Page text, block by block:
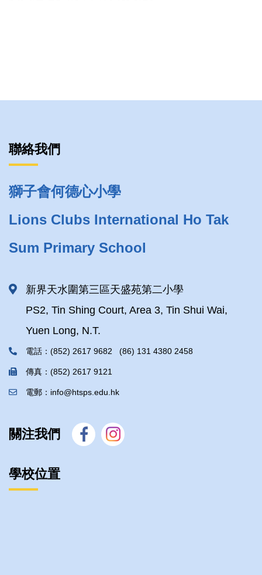
聯絡我們
獅子會何德心小學
Lions Clubs International Ho Tak
Sum Primary School
新界天水圍第三區天盛苑第二小學
PS2, Tin Shing Court, Area 3, Tin Shui Wai,
Yuen Long, N.T.
電話：(852) 2617 9682 (86) 131 4380 2458
傳真：(852) 2617 9121
電郵：info@htsps.edu.hk
關注我們
學校位置